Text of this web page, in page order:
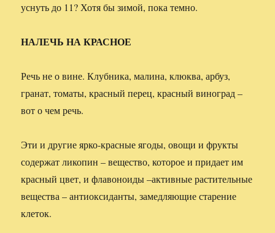
уснуть до 11? Хотя бы зимой, пока темно.
НАЛЕЧЬ НА КРАСНОЕ
Речь не о вине. Клубника, малина, клюква, арбуз,
гранат, томаты, красный перец, красный виноград –
вот о чем речь.
Эти и другие ярко-красные ягоды, овощи и фрукты
содержат ликопин – вещество, которое и придает им
красный цвет, и флавоноиды –активные растительные
вещества – антиоксиданты, замедляющие старение
клеток.